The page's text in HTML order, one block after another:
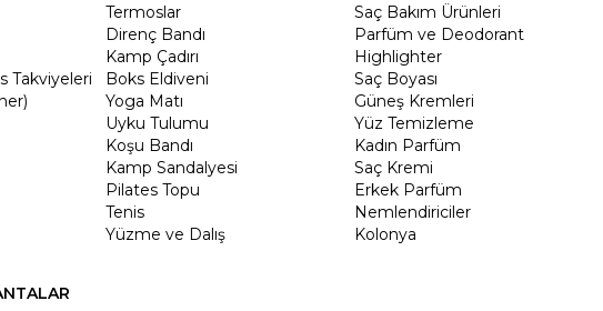
Takviyeleri
Termoslar
Direnç Bandı
Kamp Çadırı
Boks Eldiveni
Yoga Matı
Uyku Tulumu
Koşu Bandı
Kamp Sandalyesi
Pilates Topu
Tenis
Yüzme ve Dalış
Saç Bakım Ürünleri
Parfüm ve Deodorant
Highlighter
Saç Boyası
Güneş Kremleri
Yüz Temizleme
Kadın Parfüm
Saç Kremi
Erkek Parfüm
Nemlendiriciler
Kolonya